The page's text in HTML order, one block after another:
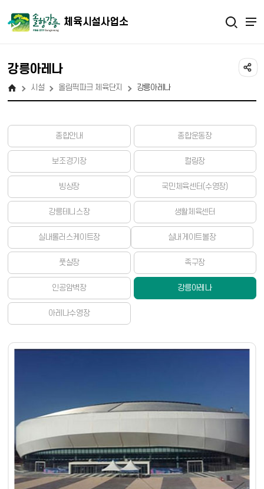
체육시설사업소
강릉아레나
시설 올림픽파크 체육단지 강릉아레나
종합안내 종합운동장
보조경기장 컬링장
빙상장 국민체육센터(수영장)
강릉테니스장 생활체육센터
실내롤러스케이트장 실내게이트볼장
풋살장 족구장
인공암벽장 강릉아레나
아레나수영장